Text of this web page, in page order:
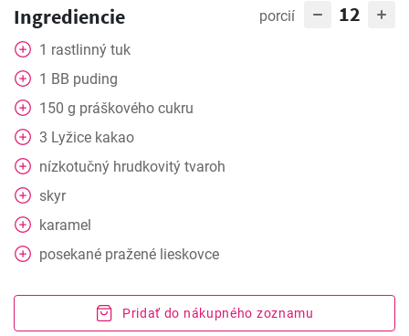
Ingrediencie porcií 12
1 rastlinný tuk
1 BB puding
150 g práškového cukru
3 Lyžice kakao
nízkotučný hrudkovitý tvaroh
skyr
karamel
posekané pražené lieskovce
Pridať do nákupného zoznamu